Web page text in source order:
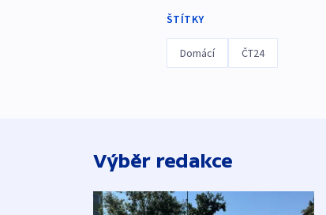
ŠTÍTKY
Domácí ČT24
Výběr redakce